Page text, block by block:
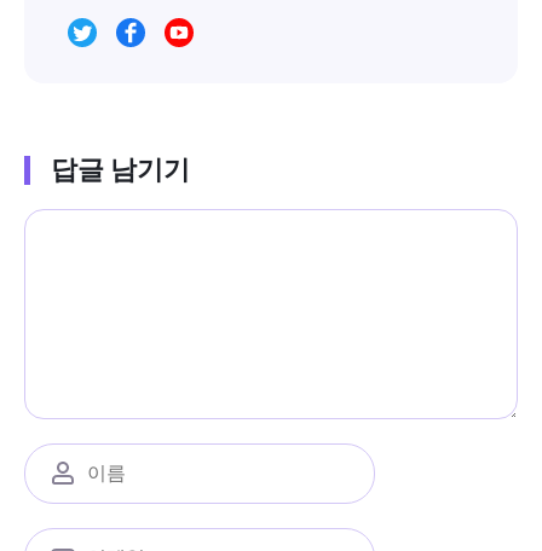
답글 남기기